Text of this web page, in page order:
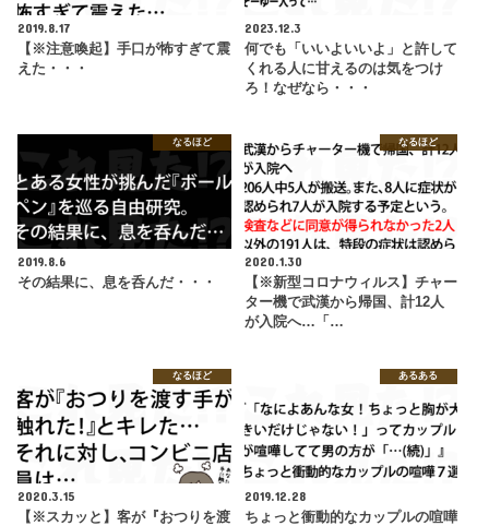
2019.8.17
【※注意喚起】手口が怖すぎて震
えた・・・
2023.12.3
何でも「いいよいいよ」と許して
くれる人に甘えるのは気をつけ
ろ！なぜなら・・・
なるほど
2019.8.6
その結果に、息を呑んだ・・・
なるほど
2020.1.30
【※新型コロナウィルス】チャー
ター機で武漢から帰国、計12人
が入院へ…「…
なるほど
2020.3.15
【※スカッと】客が『おつりを渡
あるある
2019.12.28
ちょっと衝動的なカップルの喧嘩